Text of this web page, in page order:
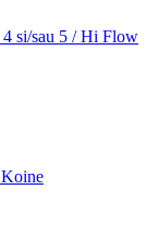
si/sau 5 / Hi Flow
Koine